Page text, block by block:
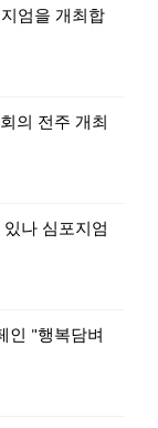
엄을 개최합
의 전주 개최
나 심포지엄
인 "행복담벼